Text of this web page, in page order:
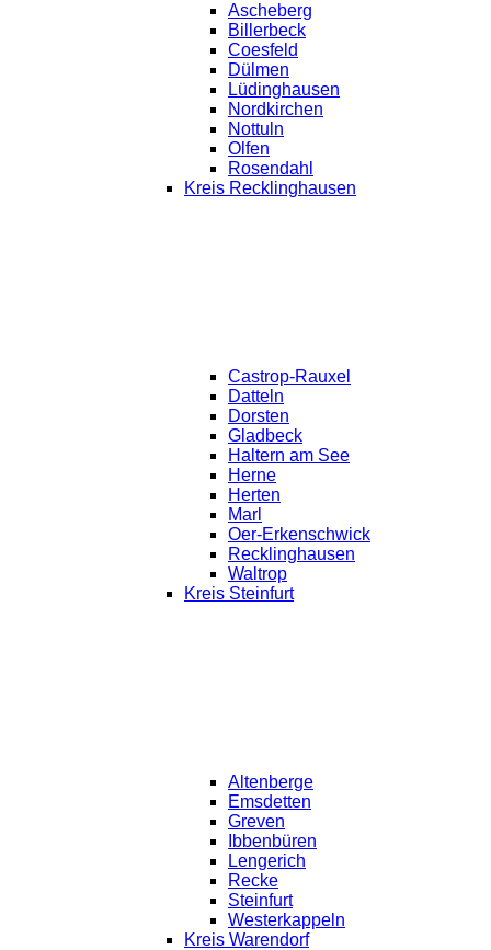
Ascheberg
Billerbeck
Coesfeld
Dülmen
Lüdinghausen
Nordkirchen
Nottuln
Olfen
Rosendahl
Kreis Recklinghausen
Castrop-Rauxel
Datteln
Dorsten
Gladbeck
Haltern am See
Herne
Herten
Marl
Oer-Erkenschwick
Recklinghausen
Waltrop
Kreis Steinfurt
Altenberge
Emsdetten
Greven
Ibbenbüren
Lengerich
Recke
Steinfurt
Westerkappeln
Kreis Warendorf